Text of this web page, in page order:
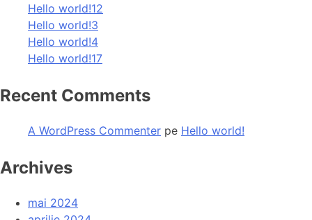
Hello world!12
Hello world!3
Hello world!4
Hello world!17
Recent Comments
A WordPress Commenter pe Hello world!
Archives
mai 2024